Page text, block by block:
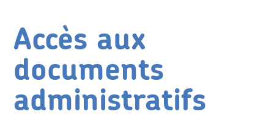
Accès aux
documents
administratifs